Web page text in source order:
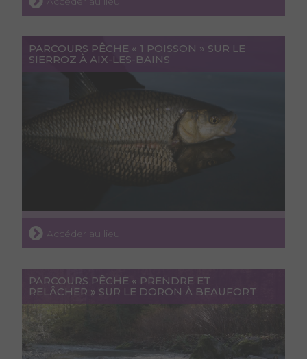
PARCOURS PÊCHE « 1 POISSON » SUR LE
SIERROZ À AIX-LES-BAINS
Accéder au lieu
PARCOURS PÊCHE « PRENDRE ET
RELÂCHER » SUR LE DORON À BEAUFORT